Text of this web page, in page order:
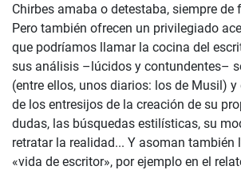
Chirbes amaba o detestaba, siempre
Pero también ofrecen un privilegiado
que podríamos llamar la cocina del
sus análisis –lúcidos y contundentes–
(entre ellos, unos diarios: los de Musil)
de los entresijos de la creación de su
dudas, las búsquedas estilísticas, su
retratar la realidad... Y asoman también
«vida de escritor», por ejemplo en el